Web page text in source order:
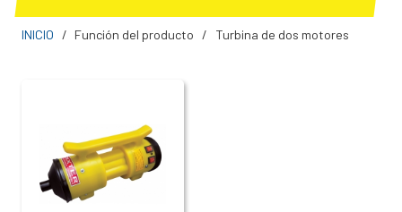
INICIO / Función del producto / Turbina de dos motores